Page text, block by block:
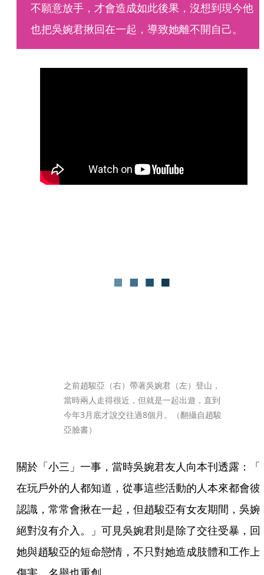
不願意放手，才會造成如此後果，沒想到現今他
也把吳婉君揪回在一起，導致她離不開自己。
之前趙駿亞（右）帶著吳婉君（左）登山，
當時兩人走得很近，但就是一起出遊，直到
今年3月底才說交往過8個月。（翻攝自趙駿
亞臉書）
關於「小三」一事，當時吳婉君友人向本刊透露：「
在玩戶外的人都知道，從事這些活動的人本來都會彼
認識，常常會揪在一起，但趙駿亞有女友期間，吳婉
絕對沒有介入。」可見吳婉君則是除了交往受暴，回
她與趙駿亞的短命戀情，不只對她造成肢體和工作上